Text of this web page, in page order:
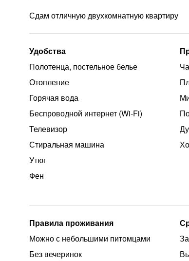
Сдам отличную двухкомнатную квартиру
Удобства
Полотенца, постельное белье
Отопление
Горячая вода
Беспроводной интернет (Wi‑Fi)
Телевизор
Стиральная машина
Утюг
Фен
Правила проживания
Можно с небольшими питомцами
Без вечеринок